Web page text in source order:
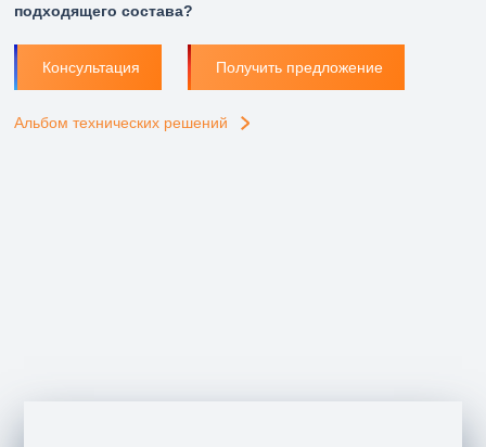
PRIMATHERM SB, PRIMATHERM С+
подходящего состава?
Консультация Получить предложение
Альбом технических решений